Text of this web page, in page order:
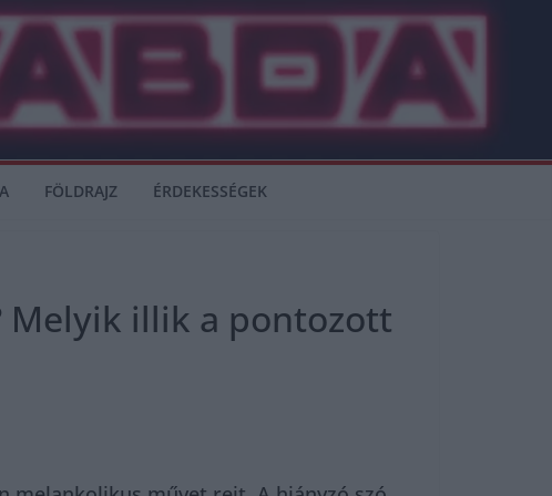
FÖLDRAJZ ÉRDEKESSÉGEK
Melyik illik a pontozott